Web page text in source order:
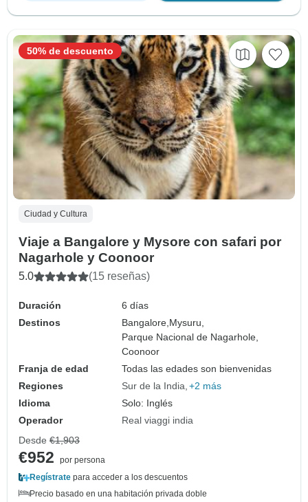
Ciudad y Cultura
Viaje a Bangalore y Mysore con safari por
Nagarhole y Coonoor
5.0 (15 reseñas)
Duración
6 días
Destinos
Bangalore, Mysuru,
Parque Nacional de Nagarhole,
Coonoor
Franja de edad
Todas las edades son bienvenidas
Regiones
Sur de la India +2 más
Idioma
Solo: Inglés
Operador
Real viaggi india
50% de descuento
Desde €1,903
€952
por persona
Regístrate para acceder a los descuentos
Precio basado en una habitación privada doble